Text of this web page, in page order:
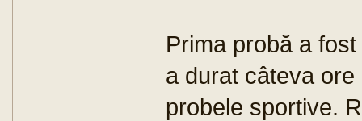
Prima probă a
a durat câteva
probele sportive.